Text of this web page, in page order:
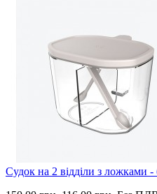
Судок на 2 відділи з ложками -